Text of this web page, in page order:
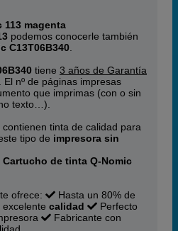
113 magenta
podemos conocerle también
C13T06B340
tiene 3 años de Garantía
El nº de páginas impresas
que imprimas (con o sin
texto…).
contienen tinta de calidad para
tipo de impresora sin
Cartucho de tinta Q-Nomic
ofrece:
Hasta un 80% de
excelente calidad
Perfecto
Fabricante con